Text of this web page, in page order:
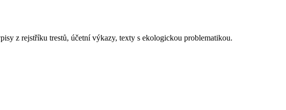
z rejstříku trestů, účetní výkazy, texty s ekologickou problematikou.